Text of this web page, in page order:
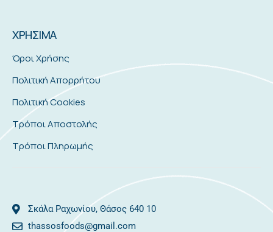
ΧΡΗΣΙΜΑ
Όροι Χρήσης
Πολιτική Απορρήτου
Πολιτική Cookies
Τρόποι Αποστολής
Τρόποι Πληρωμής
Σκάλα Ραχωνίου, Θάσος 640 10
thassosfoods@gmail.com